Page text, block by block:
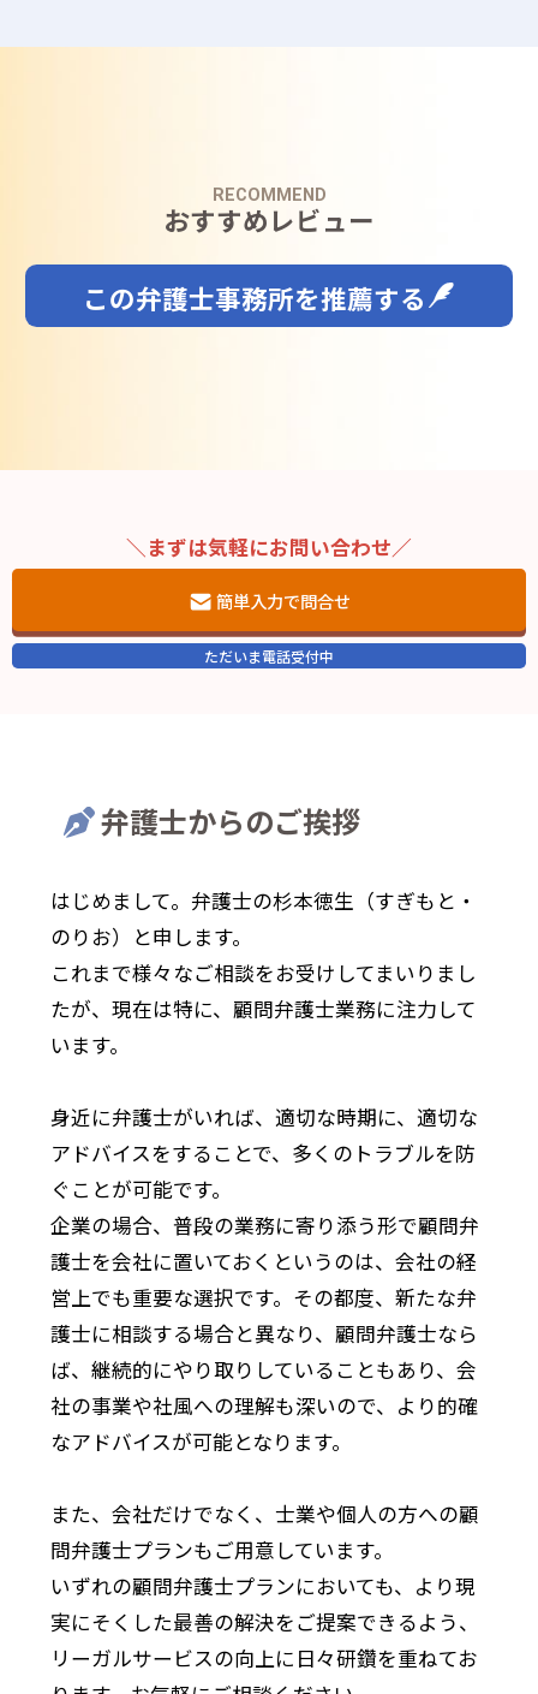
RECOMMEND
おすすめレビュー
この弁護士事務所を推薦する
＼まずは気軽にお問い合わせ／
簡単入力で問合せ
ただいま電話受付中
弁護士からのご挨拶
はじめまして。弁護士の杉本徳生（すぎもと・
のりお）と申します。
これまで様々なご相談をお受けしてまいりまし
たが、現在は特に、顧問弁護士業務に注力して
います。
身近に弁護士がいれば、適切な時期に、適切な
アドバイスをすることで、多くのトラブルを防
ぐことが可能です。
企業の場合、普段の業務に寄り添う形で顧問弁
護士を会社に置いておくというのは、会社の経
営上でも重要な選択です。その都度、新たな弁
護士に相談する場合と異なり、顧問弁護士なら
ば、継続的にやり取りしていることもあり、会
社の事業や社風への理解も深いので、より的確
なアドバイスが可能となります。
また、会社だけでなく、士業や個人の方への顧
問弁護士プランもご用意しています。
いずれの顧問弁護士プランにおいても、より現
実にそくした最善の解決をご提案できるよう、
リーガルサービスの向上に日々研鑽を重ねてお